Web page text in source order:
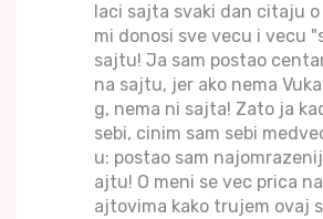
laci sajta svaki dan citaju
mi donosi sve vecu i vecu
sajtu! Ja sam postao
na sajtu, jer ako nema
g, nema ni sajta! Zato ja
sebi, cinim sam sebi
u: postao sam
ajtu! O meni se vec prica
ajtovima kako trujem ovaj